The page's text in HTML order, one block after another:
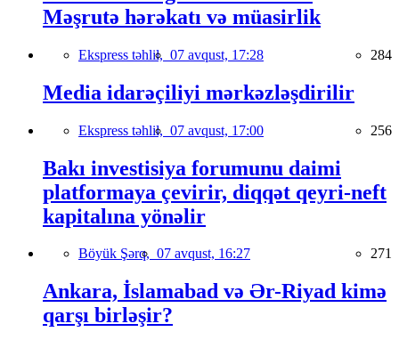
Məşrutə hərəkatı və müasirlik
Ekspress təhlil, 07 avqust, 17:28 284
Media idarəçiliyi mərkəzləşdirilir
Ekspress təhlil, 07 avqust, 17:00 256
Bakı investisiya forumunu daimi
platformaya çevirir, diqqət qeyri-neft
kapitalına yönəlir
Böyük Şərq, 07 avqust, 16:27 271
Ankara, İslamabad və Ər-Riyad kimə
qarşı birləşir?